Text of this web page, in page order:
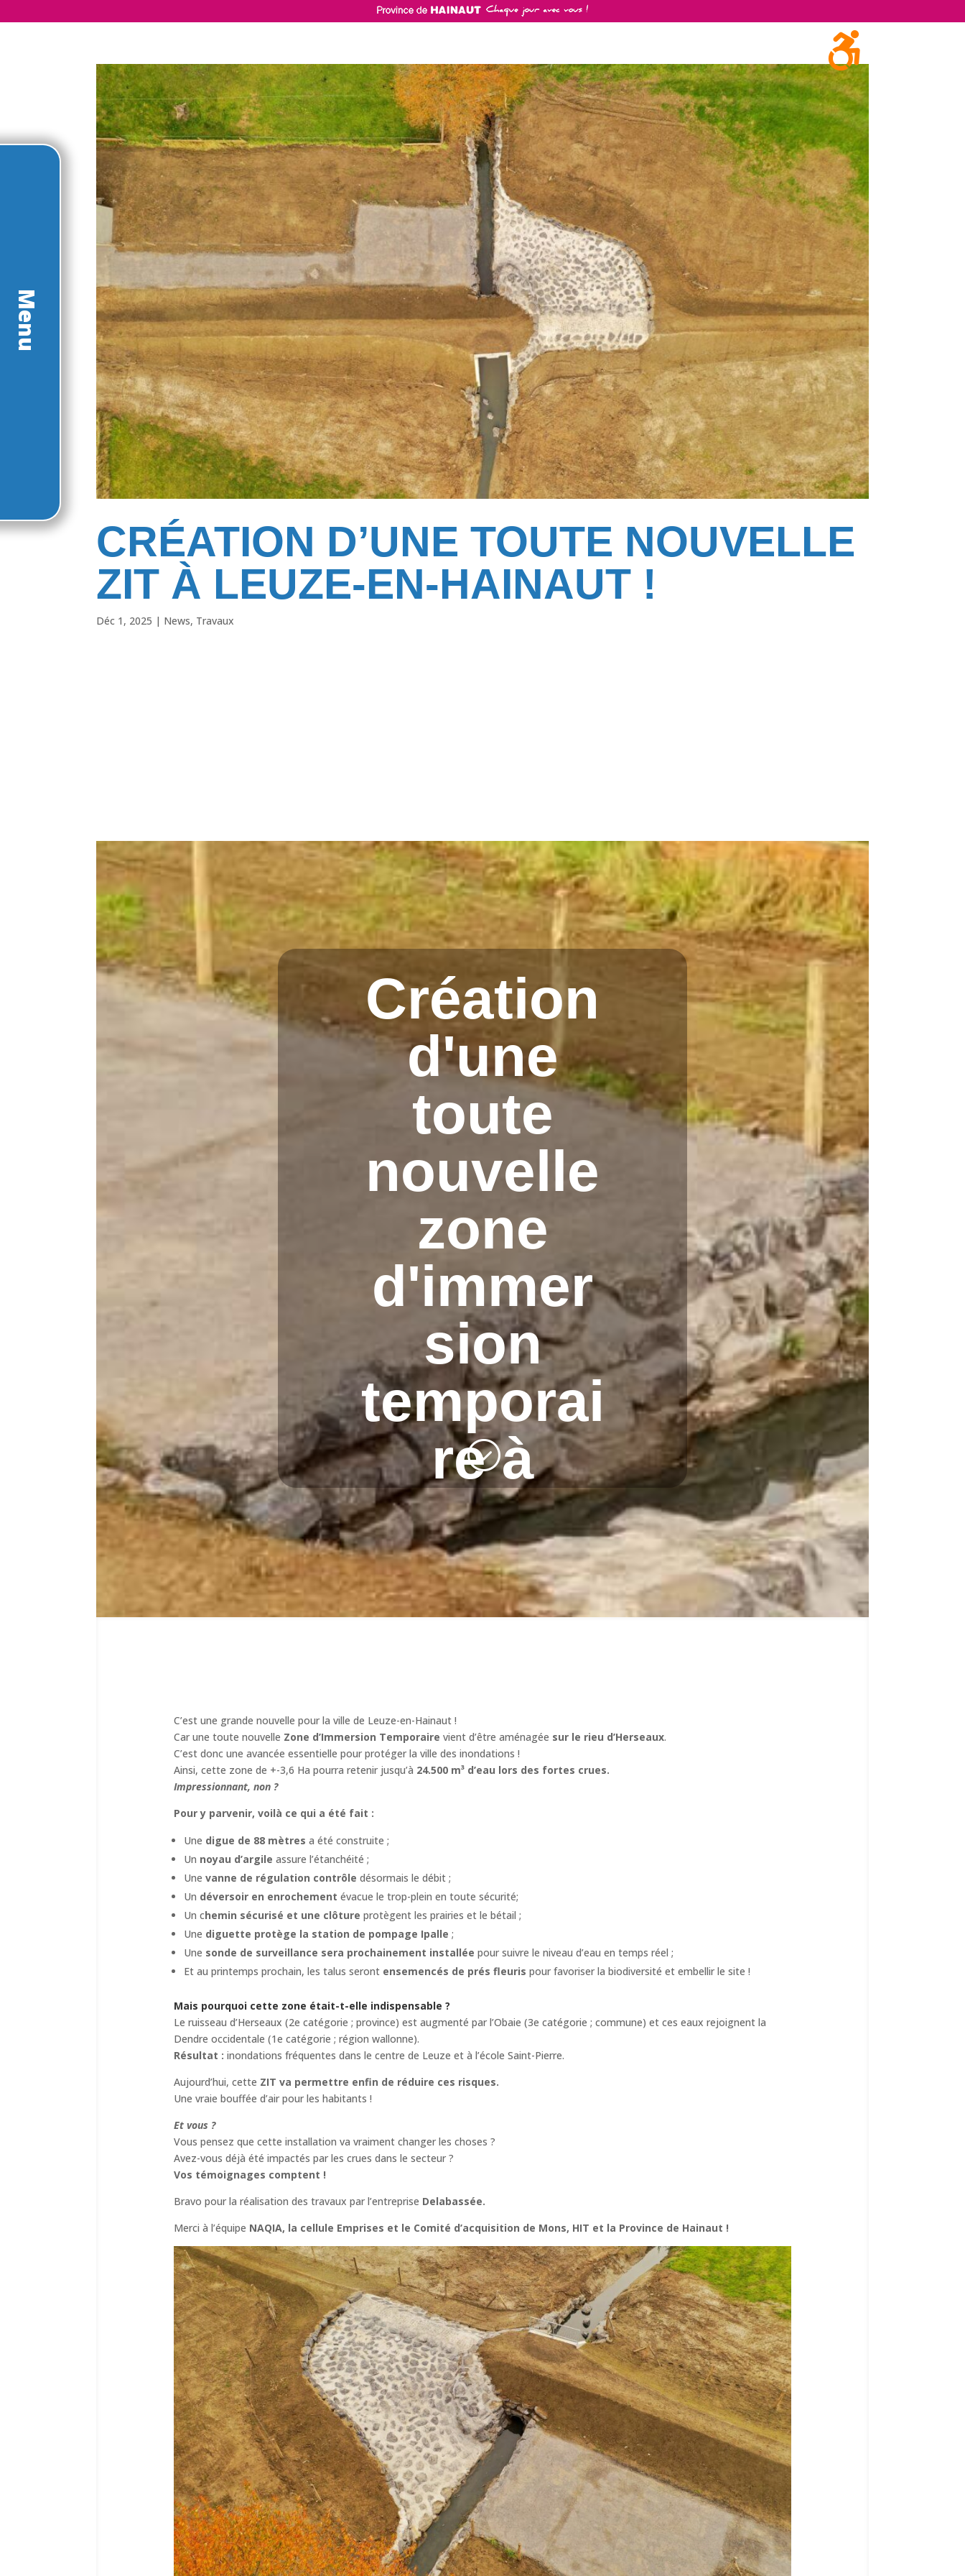
Menu
CRÉATION D’UNE TOUTE NOUVELLE
ZIT À LEUZE-EN-HAINAUT !
Déc 1, 2025 | News, Travaux
Création
d'une
toute
nouvelle
zone
d'immer
sion
temporai
re à
Leuze-
en-
Hainaut
;
C’est une grande nouvelle pour la ville de Leuze-en-Hainaut !
Car une toute nouvelle Zone d’Immersion Temporaire vient d’être aménagée sur le rieu d’Herseaux.
C’est donc une avancée essentielle pour protéger la ville des inondations !
Ainsi, cette zone de +-3,6 Ha pourra retenir jusqu’à 24.500 m³ d’eau lors des fortes crues.
Impressionnant, non ?
Pour y parvenir, voilà ce qui a été fait :
Une digue de 88 mètres a été construite ;
Un noyau d’argile assure l’étanchéité ;
Une vanne de régulation contrôle désormais le débit ;
Un déversoir en enrochement évacue le trop-plein en toute sécurité;
Un chemin sécurisé et une clôture protègent les prairies et le bétail ;
Une diguette protège la station de pompage Ipalle ;
Une sonde de surveillance sera prochainement installée pour suivre le niveau d’eau en temps réel ;
Et au printemps prochain, les talus seront ensemencés de prés fleuris pour favoriser la biodiversité et embellir le site !
Mais pourquoi cette zone était-t-elle indispensable ?
Le ruisseau d’Herseaux (2e catégorie ; province) est augmenté par l’Obaie (3e catégorie ; commune) et ces eaux rejoignent la
Dendre occidentale (1e catégorie ; région wallonne).
Résultat : inondations fréquentes dans le centre de Leuze et à l’école Saint-Pierre.
Aujourd’hui, cette ZIT va permettre enfin de réduire ces risques.
Une vraie bouffée d’air pour les habitants !
Et vous ?
Vous pensez que cette installation va vraiment changer les choses ?
Avez-vous déjà été impactés par les crues dans le secteur ?
Vos témoignages comptent !
Bravo pour la réalisation des travaux par l’entreprise Delabassée.
Merci à l’équipe NAQIA, la cellule Emprises et le Comité d’acquisition de Mons, HIT et la Province de Hainaut !